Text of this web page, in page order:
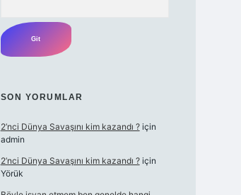
SON YORUMLAR
2’nci Dünya Savaşını kim kazandı ?için
admin
2’nci Dünya Savaşını kim kazandı ?için
Yörük